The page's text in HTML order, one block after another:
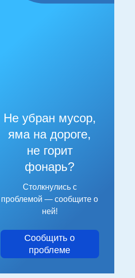
Не убран мусор,
яма на дороге,
не горит
фонарь?
Столкнулись с
проблемой — сообщите о
ней!
Сообщить о
проблеме